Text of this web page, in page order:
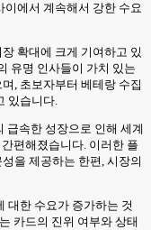
에서 계속해서 강한 수요
확대에 크게 기여하고 있
유명 인사들이 가치 있는
, 초보자부터 베테랑 수집
있습니다.
급속한 성장으로 인해 세계
편해졌습니다. 이러한 플
을 제공하는 한편, 시장의
대한 수요가 증가하는 것
카드의 진위 여부와 상태